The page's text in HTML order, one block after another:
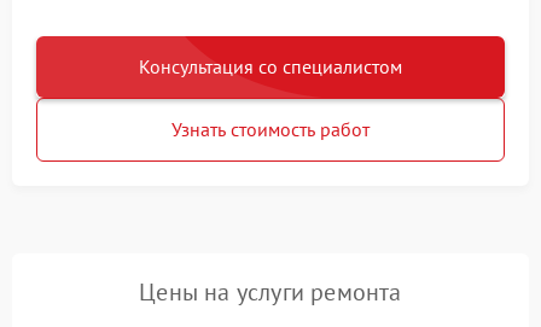
Консультация со специалистом
Узнать стоимость работ
Цены на услуги ремонта